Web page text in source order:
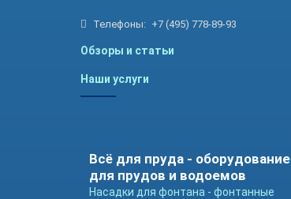
Телефоны: +7 (495) 778-89-93
Обзоры и статьи
Наши услуги
Всё для пруда - оборудование
для прудов и водоемов
Насадки для фонтана - фонтанные